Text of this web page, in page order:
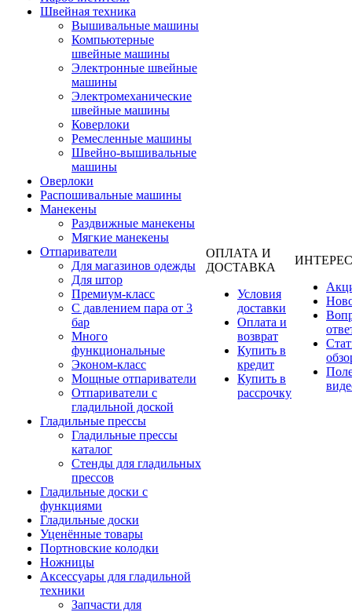
Швейная техника
Вышивальные машины
Компьютерные
швейные машины
Электронные швейные
машины
Электромеханические
швейные машины
Коверлоки
Ремесленные машины
Швейно-вышивальные
машины
Оверлоки
Распошивальные машины
Манекены
Раздвижные манекены
Мягкие манекены
Отпариватели
Для магазинов одежды
Для штор
Премиум-класс
С давлением пара от 3
бар
Много
функциональные
Эконом-класс
Мощные отпариватели
Отпариватели с
гладильной доской
Гладильные прессы
Гладильные прессы
каталог
Стенды для гладильных
прессов
Гладильные доски с
функциями
Гладильные доски
Уценённые товары
Портновские колодки
Ножницы
Аксессуары для гладильной
техники
Запчасти для
ОПЛАТА И
ДОСТАВКА
Условия
доставки
Оплата и
возврат
Купить в
кредит
Купить в
рассрочку